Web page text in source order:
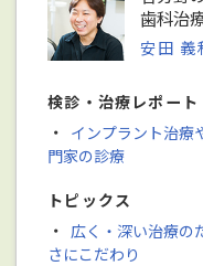
歯科治
安田 義
検診・治療レポート
・ インプラント治療
門家の診療
トピックス
・ 広く・深い治療の
さにこだわり